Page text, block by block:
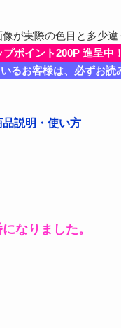
が実際の色目と多少違
イント200P 進呈中
お客様は、必ずお読
説明・使い方
なりました。